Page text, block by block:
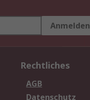
Anmelden
Rechtliches
AGB
Datenschutz